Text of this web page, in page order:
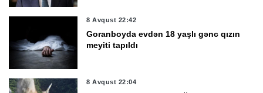
8 Avqust 22:42
Goranboyda evdən 18 yaşlı gənc qızın
meyiti tapıldı
8 Avqust 22:04